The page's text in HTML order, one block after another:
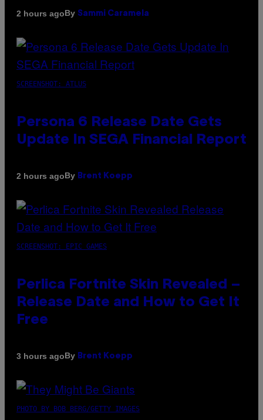
2 hours agoBy Sammi Caramela
SCREENSHOT: ATLUS
Persona 6 Release Date Gets
Update In SEGA Financial Report
2 hours agoBy Brent Koepp
SCREENSHOT: EPIC GAMES
Perlica Fortnite Skin Revealed –
Release Date and How to Get It
Free
3 hours agoBy Brent Koepp
PHOTO BY BOB BERG/GETTY IMAGES